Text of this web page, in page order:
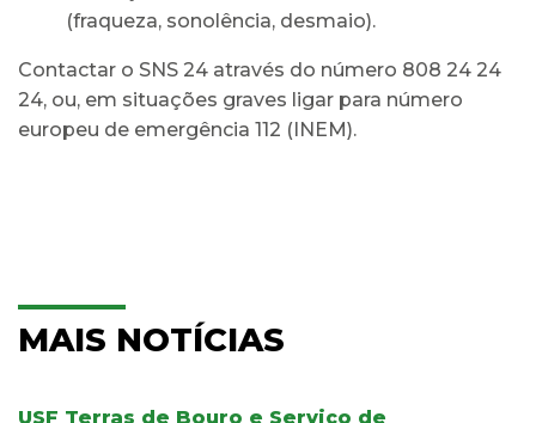
(fraqueza, sonolência, desmaio).
Contactar o SNS 24 através do número 808 24 24
24, ou, em situações graves ligar para número
europeu de emergência 112 (INEM).
MAIS NOTÍCIAS
USF Terras de Bouro e Serviço de